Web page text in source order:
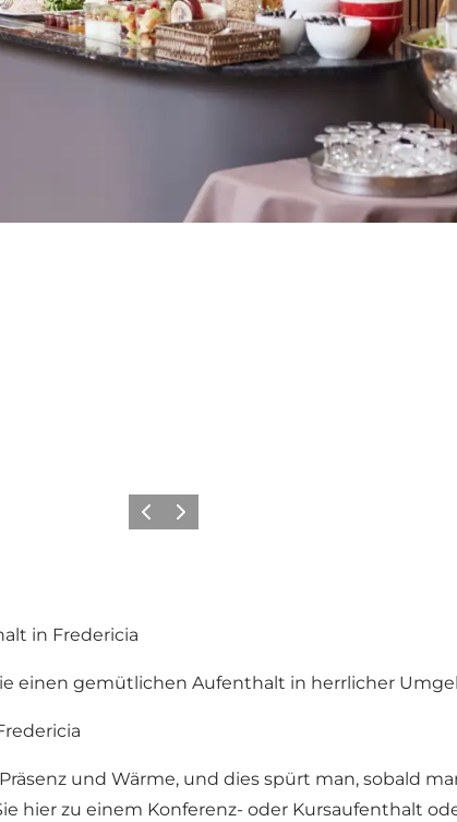
Vorherige Folie
Nächste Folie
in Fredericia
einen gemütlichen Aufenthalt in herrlicher
und Wärme, und dies spürt man, sobald
hier zu einem Konferenz- oder Kursaufenthalt